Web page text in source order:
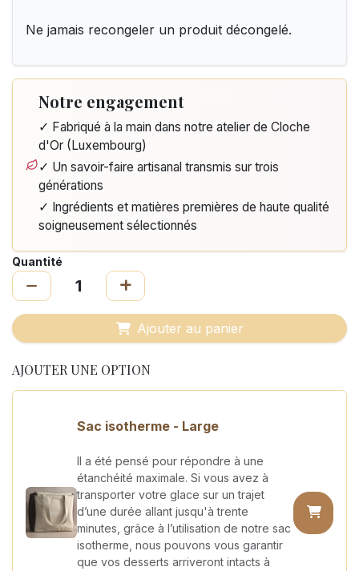
Ne jamais recongeler un produit décongelé.
Notre engagement
✓ Fabriqué à la main dans notre atelier de Cloche
d'Or (Luxembourg)
✓ Un savoir-faire artisanal transmis sur trois
générations
✓ Ingrédients et matières premières de haute qualité
soigneusement sélectionnés
Quantité
Ajouter au panier
AJOUTER UNE OPTION
Sac isotherme - Large
Il a été pensé pour répondre à une
étanchéité maximale. Si vous avez à
transporter votre glace sur un trajet
d’une durée allant jusqu'à trente
minutes, grâce à l’utilisation de notre sac
isotherme, nous pouvons vous garantir
que vos desserts arriveront intacts à